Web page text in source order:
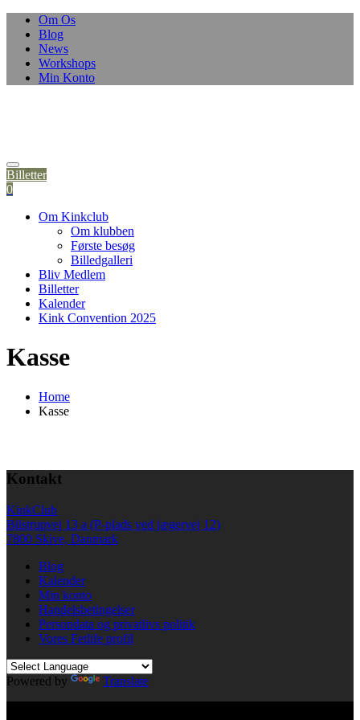
Om Os
Blog
News
Workshops
Min Konto
Billetter
0
Om Kinkclub
Om klubben
Første besøg
Billedgalleri
Bliv Medlem
Billetter
Kalender
Kink Convention 2025
Kasse
Home
Kasse
Kontakt
KinkClub
Bilstrupvej 13 a (P-plads ved jægervej 12)
7800 Skive, Danmark
Blog
Kalender
Min konto
Handelsbetingelser
Persondata og privatlivs politik
Vores Fetlife profil
Powered by
Translate